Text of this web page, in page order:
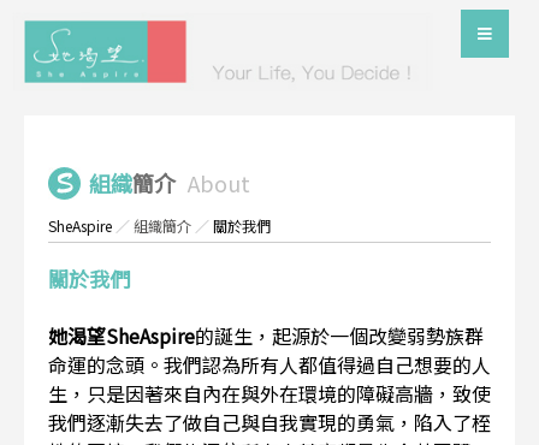
組織簡介 About
SheAspire ／組織簡介 ／關於我們
關於我們
她渴望SheAspire的誕生，起源於一個改變弱勢族群
命運的念頭。我們認為所有人都值得過自己想要的人
生，只是因著來自內在與外在環境的障礙高牆，致使
我們逐漸失去了做自己與自我實現的勇氣，陷入了桎